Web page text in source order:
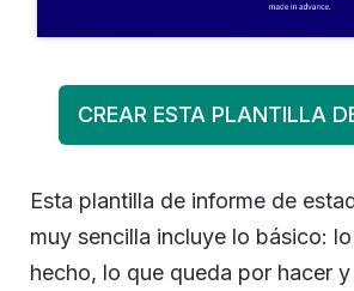
CREAR ESTA PLANTILLA
Esta plantilla de informe de
muy sencilla incluye lo básico:
hecho, lo que queda por hacer